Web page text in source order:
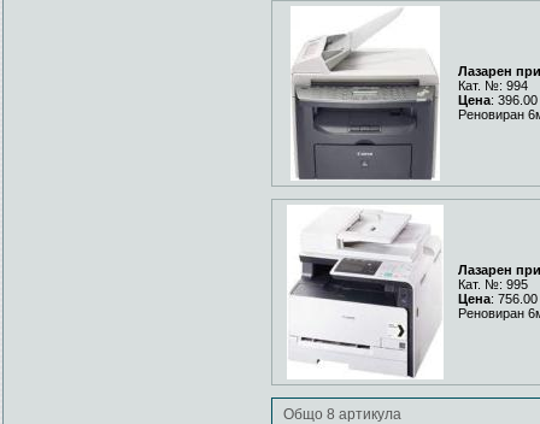
Лазарен
Кат. №: 994
Цена:
Реновиран
Лазарен
Кат. №: 995
Цена:
Реновиран
Общо 8 артикула